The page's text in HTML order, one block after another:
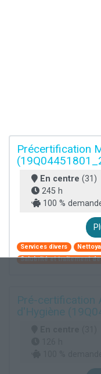
Précertification
En centre (31)
245 h
100 %
Services divers
Salubrité et traitement
Pré-certification
d'Hygiène